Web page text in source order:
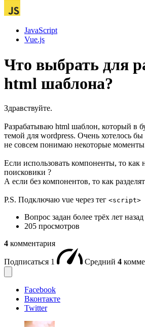
JavaScript
Vue.js
Что выбрать для
html шаблона?
Здравствуйте.
Разрабатываю html шаблон, который в
темой для wordpress. Очень хотелось бы
не совсем понимаю некоторые
Если использовать компоненты, то как
поисковики ?
А если без компонентов, то как
P.S. Подключаю vue через тег <script>
Вопрос задан более трёх лет назад
205 просмотров
4 комментария
Подписаться 1 Средний 4
Facebook
Вконтакте
Twitter